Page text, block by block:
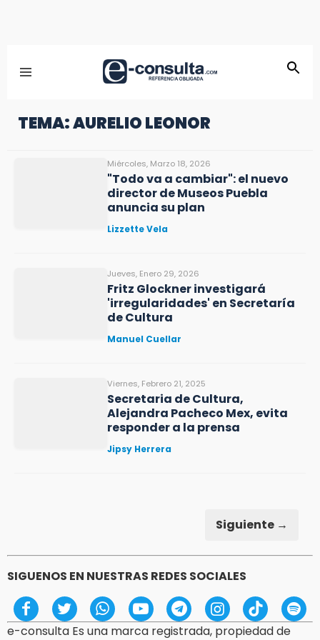
TEMA: AURELIO LEONOR
Miércoles, Marzo 18, 2026
"Todo va a cambiar": el nuevo
director de Museos Puebla
anuncia su plan
Lizzette Vela
Jueves, Enero 29, 2026
Fritz Glockner investigará
'irregularidades' en Secretaría
de Cultura
Manuel Cuellar
Viernes, Febrero 21, 2025
Secretaria de Cultura,
Alejandra Pacheco Mex, evita
responder a la prensa
Jipsy Herrera
Siguiente →
SIGUENOS EN NUESTRAS REDES SOCIALES
e-consulta Es una marca registrada, propiedad de